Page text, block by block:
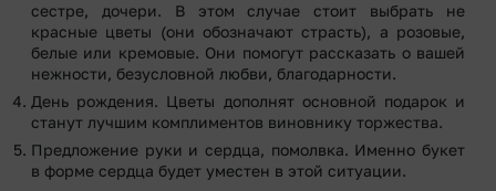
сестре, дочери. В этом случае стоит выбрать не
красные цветы (они обозначают страсть), а розовые,
белые или кремовые. Они помогут рассказать о вашей
нежности, безусловной любви, благодарности.
День рождения. Цветы дополнят основной подарок и
станут лучшим комплиментов виновнику торжества.
Предложение руки и сердца, помолвка. Именно букет
в форме сердца будет уместен в этой ситуации.